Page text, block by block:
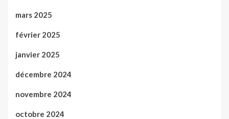
mars 2025
février 2025
janvier 2025
décembre 2024
novembre 2024
octobre 2024